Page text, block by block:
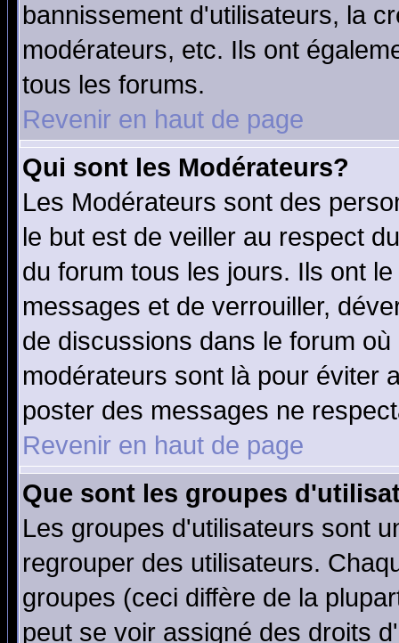
bannissement d'utilisateurs, la
modérateurs, etc. Ils ont
tous les forums.
Revenir en haut de page
Qui sont les Modérateurs?
Les Modérateurs sont des
le but est de veiller au respect
du forum tous les jours. Ils ont
messages et de verrouiller,
de discussions dans le forum
modérateurs sont là pour éviter
poster des messages ne
Revenir en haut de page
Que sont les groupes
Les groupes d'utilisateurs sont
regrouper des utilisateurs.
groupes (ceci diffère de la
peut se voir assigné des droits